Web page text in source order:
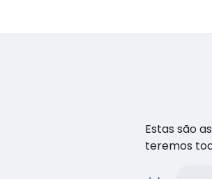
Estas são
teremos